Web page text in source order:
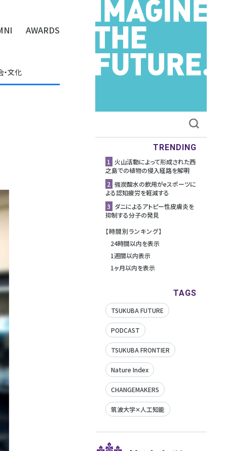
AWARDS
・文化
TRENDING
1 ⽕⼭活動によって形成された⻄
之島での植物の侵⼊経路を解明
2 強炭酸水の飲用がeスポーツに
よる認知疲労を軽減する
3 ダニによるアトピー性皮膚炎を
抑制する分子の発見
【時間別ランキング】
24時間以内を表示
1週間以内表示
1ヶ月以内を表示
TAGS
TSUKUBA FUTURE
PODCAST
TSUKUBA FRONTIER
Nature Index
CHANGEMAKERS
筑波大学✕人工知能